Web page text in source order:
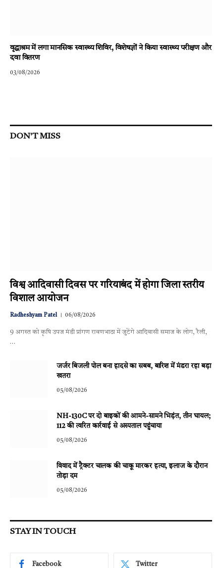
वृद्धाश्रम में लगा मानसिक स्वास्थ्य शिविर, विशेषज्ञों ने किया स्वास्थ्य परीक्षण और
दवा वितरण
03/08/2026
DON'T MISS
विश्व आदिवासी दिवस पर गरियाबंद में होगा जिला स्तरीय
विशाल आयोजन
Radheshyam Patel 06/08/2026
9 अगस्त को कृषि उपज मंडी प्रांगण रावणभाठा में जुटेंगे आदिवासी समाज के लोग, रैली,
…
जर्जर बिजली पोल बना हादसे का सबब, बारिश में मंडरा रहा बड़ा
खतरा
05/08/2026
NH-130C पर दो बाइकों की आमने-सामने भिड़ंत, तीन घायल;
112 की त्वरित कार्रवाई से अस्पताल पहुंचाया
05/08/2026
विवाद में ट्रैक्टर चालक की चाकू मारकर हत्या, इलाज के दौरान
तोड़ा दम
05/08/2026
STAY IN TOUCH
Facebook Twitter